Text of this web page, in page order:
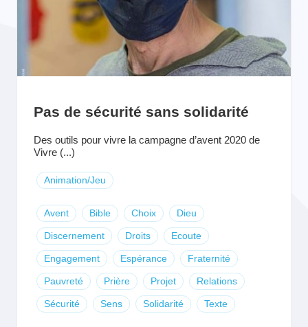
Pas de sécurité sans solidarité
Des outils pour vivre la campagne d’avent 2020 de
Vivre (...)
Animation/Jeu
Avent Bible Choix Dieu
Discernement Droits Ecoute
Engagement Espérance Fraternité
Pauvreté Prière Projet Relations
Sécurité Sens Solidarité Texte